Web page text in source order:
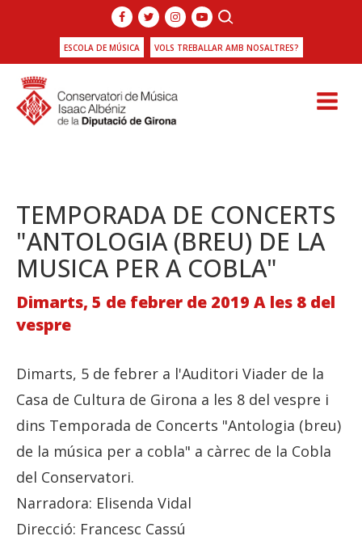
ESCOLA DE MÚSICA VOLS TREBALLAR AMB NOSALTRES?
TEMPORADA DE CONCERTS
"ANTOLOGIA (BREU) DE LA
MUSICA PER A COBLA"
Dimarts, 5 de febrer de 2019 A les 8 del
vespre
Dimarts, 5 de febrer a l'Auditori Viader de la
Casa de Cultura de Girona a les 8 del vespre i
dins Temporada de Concerts "Antologia (breu)
de la música per a cobla" a càrrec de la Cobla
del Conservatori.
Narradora: Elisenda Vidal
Direcció: Francesc Cassú